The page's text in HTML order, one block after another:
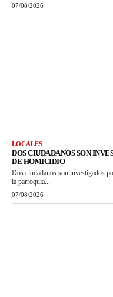
07/08/2026
LOCALES
DOS CIUDADANOS SON
DE HOMICIDIO
Dos ciudadanos son investigados
la parroquia...
07/08/2026